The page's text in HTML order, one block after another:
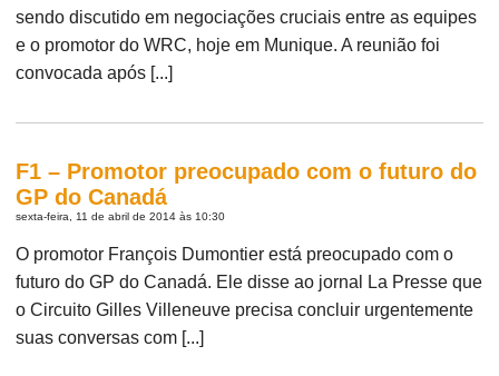
sendo discutido em negociações cruciais entre as equipes
e o promotor do WRC, hoje em Munique. A reunião foi
convocada após [...]
F1 – Promotor preocupado com o futuro do
GP do Canadá
sexta-feira, 11 de abril de 2014 às 10:30
O promotor François Dumontier está preocupado com o
futuro do GP do Canadá. Ele disse ao jornal La Presse que
o Circuito Gilles Villeneuve precisa concluir urgentemente
suas conversas com [...]